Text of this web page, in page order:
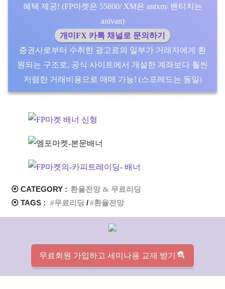
혜택 제공! (FP마켓은 55800/ XM은 antxm/ 밴티지는
antvan)
개미FX 카톡 채널로 문의하기
증권사로부터 수취한 광고료의 일부가 거래자에게 환
원되는 구조로, 공식 사이트에서 개설한 계좌보다 훨씬
저렴한 거래비용으로 매매 가능! (스프레드는 동일)
⦿ CATEGORY : 환율전망 & 무료리딩
⦿ TAGS :
무료리딩 환율전망
무료회원 가입하고 세미나용 교재 받기